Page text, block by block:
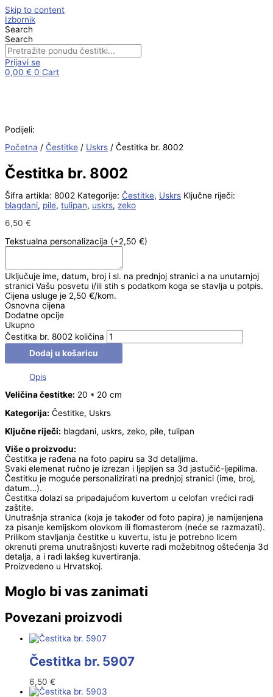
Skip to content
Izbornik
Search
Search
Prijavi se
0,00 € 0 Cart
Podijeli:
Početna / Čestitke / Uskrs / Čestitka br. 8002
Čestitka br. 8002
Šifra artikla: 8002 Kategorije: Čestitke, Uskrs Ključne riječi:
blagdani, pile, tulipan, uskrs, zeko
6,50 €
Tekstualna personalizacija (+2,50 €)
Uključuje ime, datum, broj i sl. na prednjoj stranici a na unutarnjoj
stranici Vašu posvetu i/ili stih s podatkom koga se stavlja u potpis.
Cijena usluge je 2,50 €/kom.
Osnovna cijena
Dodatne opcije
Ukupno
Čestitka br. 8002 količina
Dodaj u košaricu
Opis
Veličina čestitke: 20 * 20 cm
Kategorija: Čestitke, Uskrs
Ključne riječi: blagdani, uskrs, zeko, pile, tulipan
Više o proizvodu:
Čestitka je rađena na foto papiru sa 3d detaljima.
Svaki elemenat ručno je izrezan i ljepljen sa 3d jastučić-ljepilima.
Čestitku je moguće personalizirati na prednjoj stranici (ime, broj,
datum…).
Čestitka dolazi sa pripadajućom kuvertom u celofan vrećici radi
zaštite.
Unutrašnja stranica (koja je također od foto papira) je namijenjena
za pisanje kemijskom olovkom ili flomasterom (neće se razmazati).
Prilikom stavljanja čestitke u kuvertu, istu je potrebno licem
okrenuti prema unutrašnjosti kuverte radi možebitnog oštećenja 3d
detalja, a i radi lakšeg kuvertiranja.
Proizvedeno u Hrvatskoj.
Moglo bi vas zanimati
Povezani proizvodi
Čestitka br. 5907
6,50 €